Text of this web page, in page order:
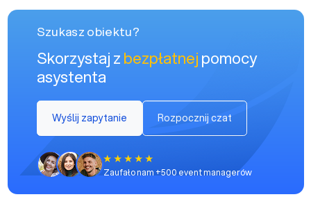
Szukasz obiektu?
Skorzystaj zbezpłatnejpomocy
asystenta
Wyślij zapytanie Rozpocznij czat
Zaufało nam +500 event managerów